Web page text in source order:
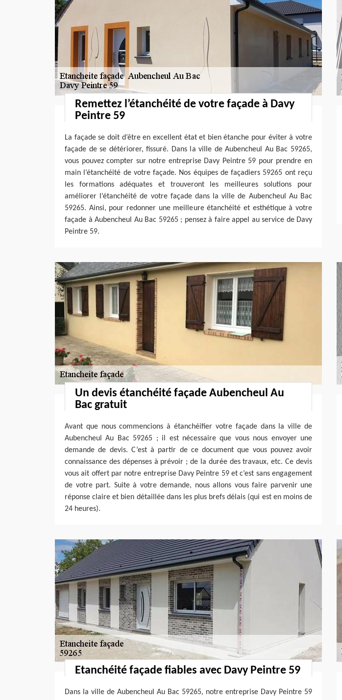
Remettez l’étanchéité de votre façade à Davy
Peintre 59
La façade se doit d’être en excellent état et bien étanche pour éviter à votre
façade de se détériorer, fissuré. Dans la ville de Aubencheul Au Bac 59265,
vous pouvez compter sur notre entreprise Davy Peintre 59 pour prendre en
main l’étanchéité de votre façade. Nos équipes de façadiers 59265 ont reçu
les formations adéquates et trouveront les meilleures solutions pour
améliorer l’étanchéité de votre façade dans la ville de Aubencheul Au Bac
59265. Ainsi, pour redonner une meilleure étanchéité et esthétique à votre
façade à Aubencheul Au Bac 59265 ; pensez à faire appel au service de Davy
Peintre 59.
Un devis étanchéité façade Aubencheul Au
Bac gratuit
Avant que nous commencions à étanchéifier votre façade dans la ville de
Aubencheul Au Bac 59265 ; il est nécessaire que vous nous envoyer une
demande de devis. C’est à partir de ce document que vous pouvez avoir
connaissance des dépenses à prévoir ; de la durée des travaux, etc. Ce devis
vous ait offert par notre entreprise Davy Peintre 59 et c’est sans engagement
de votre part. Suite à votre demande, nous allons vous faire parvenir une
réponse claire et bien détaillée dans les plus brefs délais (qui est en moins de
24 heures).
Etanchéité façade fiables avec Davy Peintre 59
Dans la ville de Aubencheul Au Bac 59265, notre entreprise Davy Peintre 59